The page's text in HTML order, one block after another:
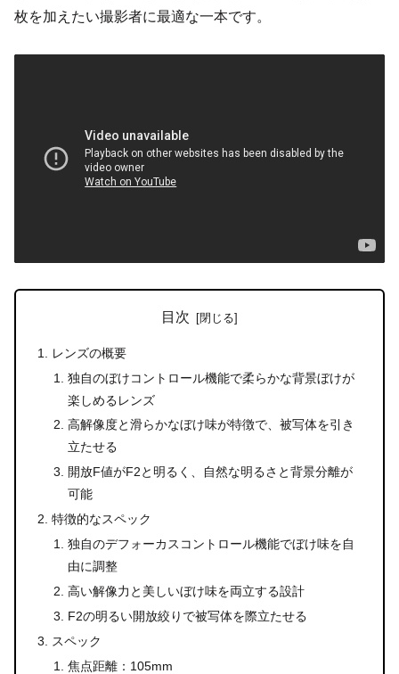
枚を加えたい撮影者に最適な一本です。
目次
レンズの概要
独自のぼけコントロール機能で柔らかな背景ぼけが
楽しめるレンズ
高解像度と滑らかなぼけ味が特徴で、被写体を引き
立たせる
開放F値がF2と明るく、自然な明るさと背景分離が
可能
特徴的なスペック
独自のデフォーカスコントロール機能でぼけ味を自
由に調整
高い解像力と美しいぼけ味を両立する設計
F2の明るい開放絞りで被写体を際立たせる
スペック
焦点距離：105mm